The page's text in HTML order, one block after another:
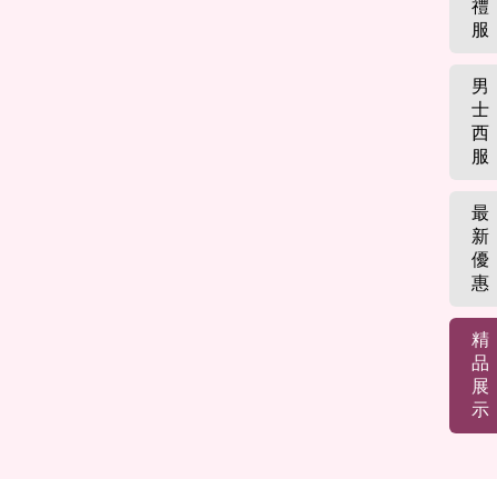
禮
服
男
士
西
服
最
新
優
惠
精
品
展
示